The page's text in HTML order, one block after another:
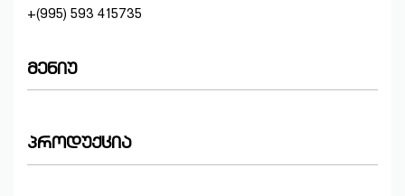
მენიუ
პროდუქცია
+(995) 593 415735